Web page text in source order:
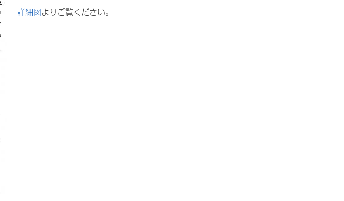
詳細図よりご覧ください。